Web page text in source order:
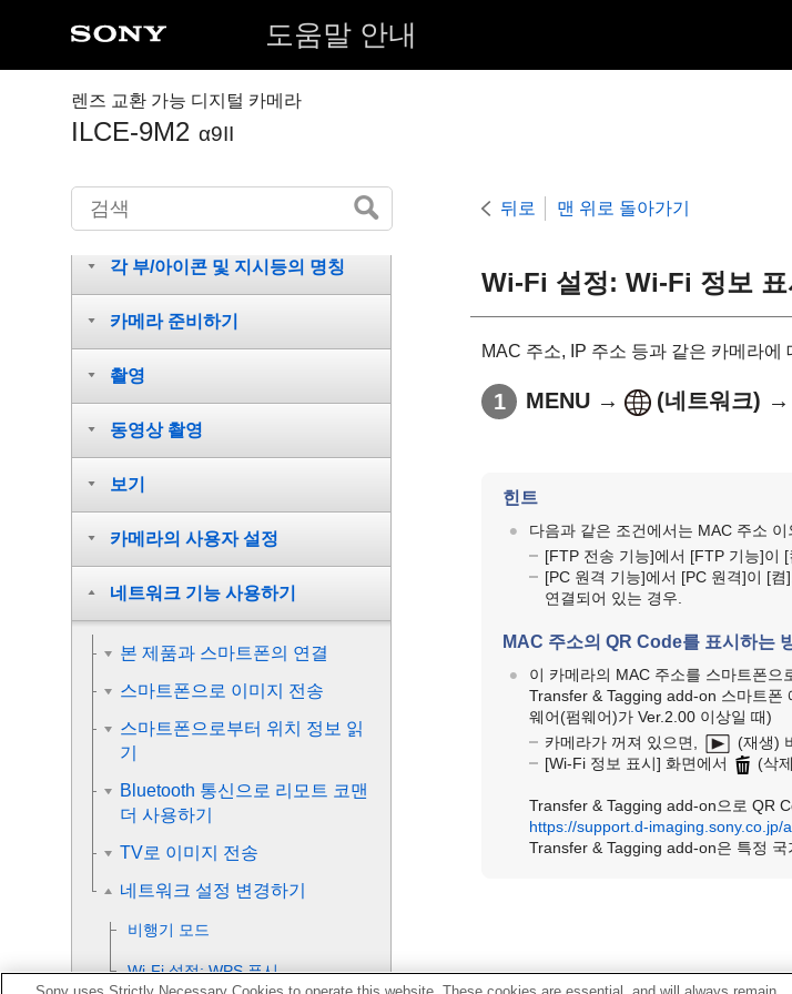
도움말 안내
렌즈 교환 가능 디지털 카메라
ILCE-9M2 α9II
뒤로 맨 위로 돌아가기
Wi-Fi 설정: Wi-Fi 정보 표
MAC 주소, IP 주소 등과 같은 카메라에
MENU → (네트워크) →
힌트
다음과 같은 조건에서는 MAC 주소 이
[FTP 전송 기능]에서 [FTP 기능]이 [
[PC 원격 기능]에서 [PC 원격]이 [켬]
연결되어 있는 경우.
MAC 주소의 QR Code를 표시하는
이 카메라의 MAC 주소를 스마트폰으
Transfer & Tagging add-on 스마트폰
웨어(펌웨어)가 Ver.2.00 이상일 때)
카메라가 꺼져 있으면,
(재생)
[Wi-Fi 정보 표시] 화면에서 (삭
Transfer & Tagging add-on으로 QR
https://support.d-
Transfer & Tagging add-on은 특정
각 부/아이콘 및 지시등의 명칭
카메라 준비하기
촬영
동영상 촬영
보기
카메라의 사용자 설정
네트워크 기능 사용하기
본 제품과 스마트폰의 연결
스마트폰으로 이미지 전송
스마트폰으로부터 위치 정보 읽
기
Bluetooth 통신으로 리모트 코맨
더 사용하기
TV로 이미지 전송
네트워크 설정 변경하기
비행기 모드
Wi-Fi 설정:WPS 푸시